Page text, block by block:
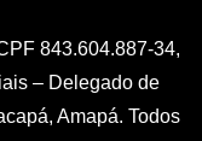
843.604.887-34,
– Delegado de
Amapá. Todos